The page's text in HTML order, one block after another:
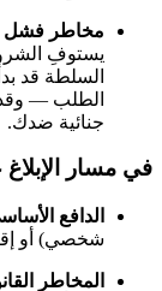
مخاطر فشل
يستوفِ
السلطة قد
الطلب — وقد
جنائية ضدك.
في مسار
الدافع
شخصي) أو
المخاطر